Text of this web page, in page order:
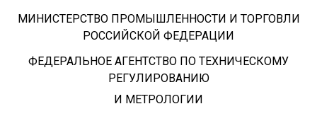
МИНИСТЕРСТВО ПРОМЫШЛЕННОСТИ И ТОРГОВЛИ
РОССИЙСКОЙ ФЕДЕРАЦИИ
ФЕДЕРАЛЬНОЕ АГЕНТСТВО ПО ТЕХНИЧЕСКОМУ
РЕГУЛИРОВАНИЮ
И МЕТРОЛОГИИ